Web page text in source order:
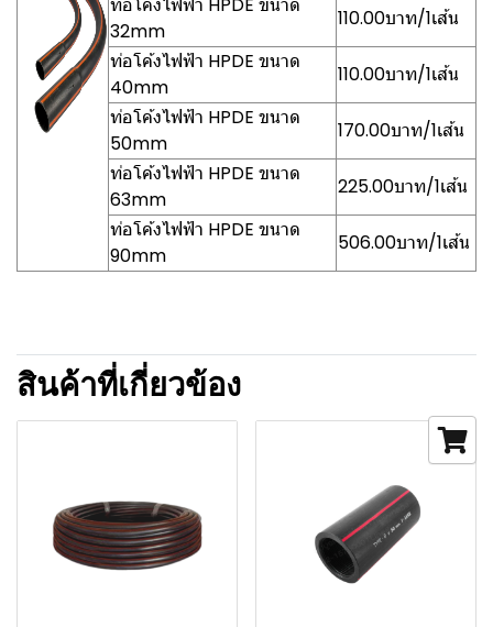
32mm
110.00บาท/1เส้น
ท่อโค้งไฟฟ้า HPDE ขนาด
40mm
110.00บาท/1เส้น
ท่อโค้งไฟฟ้า HPDE ขนาด
50mm
170.00บาท/1เส้น
ท่อโค้งไฟฟ้า HPDE ขนาด
63mm
225.00บาท/1เส้น
ท่อโค้งไฟฟ้า HPDE ขนาด
90mm
506.00บาท/1เส้น
สินค้าที่เกี่ยวข้อง